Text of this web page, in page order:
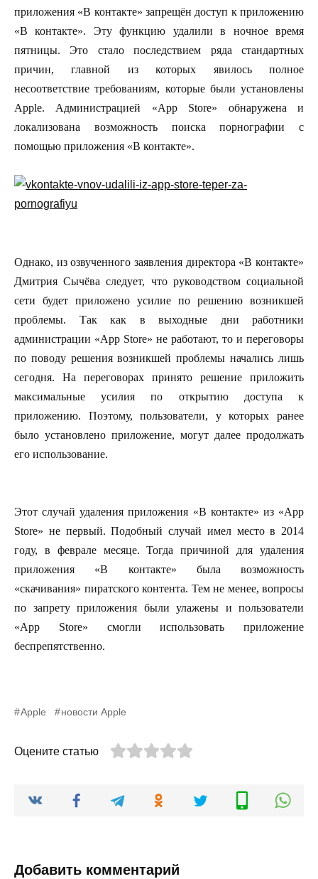
приложения «В контакте» запрещён доступ к приложению
«В контакте». Эту функцию удалили в ночное время
пятницы. Это стало последствием ряда стандартных
причин, главной из которых явилось полное
несоответствие требованиям, которые были установлены
Apple. Администрацией «App Store» обнаружена и
локализована возможность поиска порнографии с
помощью приложения «В контакте».
Однако, из озвученного заявления директора «В контакте»
Дмитрия Сычёва следует, что руководством социальной
сети будет приложено усилие по решению возникшей
проблемы. Так как в выходные дни работники
администрации «App Store» не работают, то и переговоры
по поводу решения возникшей проблемы начались лишь
сегодня. На переговорах принято решение приложить
максимальные усилия по открытию доступа к
приложению. Поэтому, пользователи, у которых ранее
было установлено приложение, могут далее продолжать
его использование.
Этот случай удаления приложения «В контакте» из «App
Store» не первый. Подобный случай имел место в 2014
году, в феврале месяце. Тогда причиной для удаления
приложения «В контакте» была возможность
«скачивания» пиратского контента. Тем не менее, вопросы
по запрету приложения были улажены и пользователи
«App Store» смогли использовать приложение
беспрепятственно.
Apple новости Apple
Оцените статью
Добавить комментарий